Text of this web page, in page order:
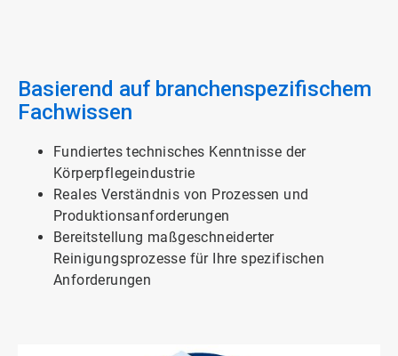
Basierend auf branchenspezifischem
Fachwissen
Fundiertes technisches Kenntnisse der
Körperpflegeindustrie
Reales Verständnis von Prozessen und
Produktionsanforderungen
Bereitstellung maßgeschneiderter
Reinigungsprozesse für Ihre spezifischen
Anforderungen